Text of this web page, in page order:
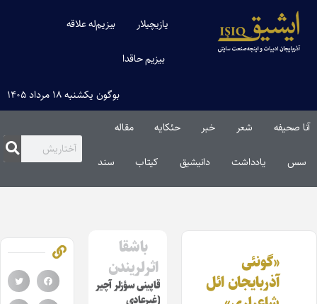
یازیچیلار بیزیم‌له علاقه
بیزیم حاقدا
بوگون یکشنبه ۱۸ مرداد ۱۴۰۵
آنا صحیفه شعر خبر حئکایه مقاله‌
سس یادداشت دانیشیق کیتاب سند
«گونئی
آذربایجان ائل
باشقا
اثرلریندن
قاپینی سؤزلر آچیر
(غیرعادی